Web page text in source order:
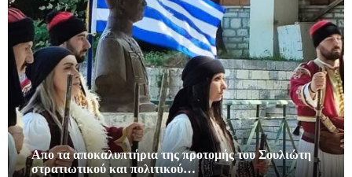
Απο τα αποκαλυπτήρια της προτομής του Σουλιώτη
στρατιωτικού και πολιτικού…